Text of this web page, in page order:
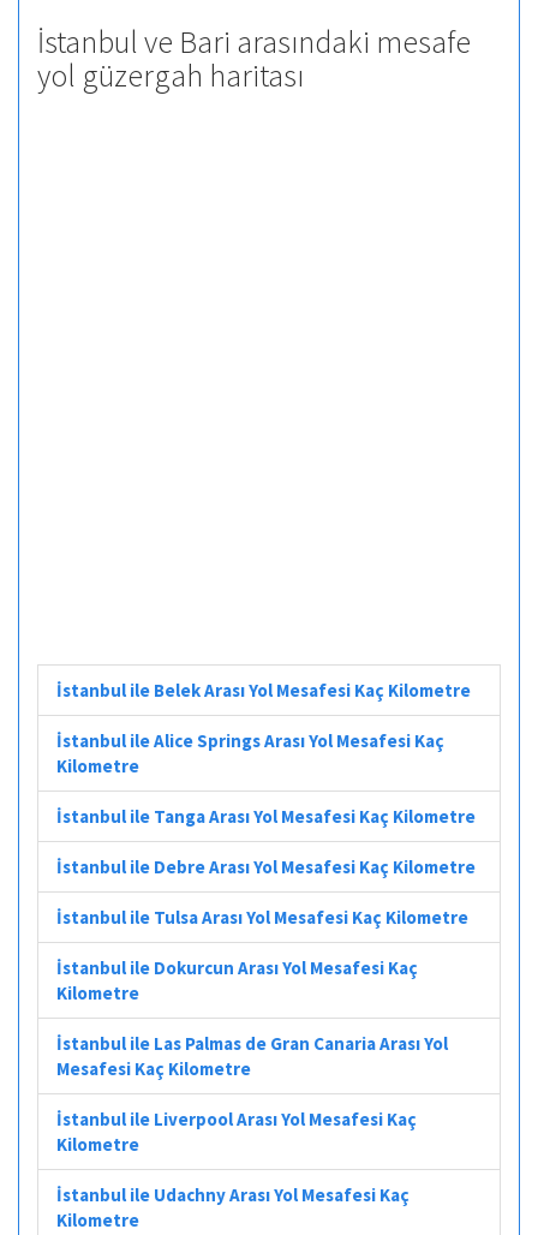
İstanbul ve Bari arasındaki mesafe
yol güzergah haritası
İstanbul ile Belek Arası Yol Mesafesi Kaç Kilometre
İstanbul ile Alice Springs Arası Yol Mesafesi Kaç
Kilometre
İstanbul ile Tanga Arası Yol Mesafesi Kaç Kilometre
İstanbul ile Debre Arası Yol Mesafesi Kaç Kilometre
İstanbul ile Tulsa Arası Yol Mesafesi Kaç Kilometre
İstanbul ile Dokurcun Arası Yol Mesafesi Kaç
Kilometre
İstanbul ile Las Palmas de Gran Canaria Arası Yol
Mesafesi Kaç Kilometre
İstanbul ile Liverpool Arası Yol Mesafesi Kaç
Kilometre
İstanbul ile Udachny Arası Yol Mesafesi Kaç
Kilometre